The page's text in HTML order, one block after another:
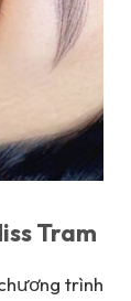
Tram
trình